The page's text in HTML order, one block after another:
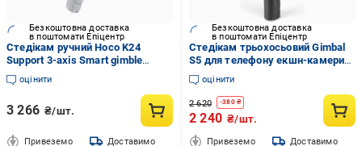
Безкоштовна доставка
в поштомати Епіцентр
Стедікам ручний Hoco K24
Support 3-axis Smart gimble
Bluetооth Grey (23688549)
оцінити
3 266 ₴/шт.
Привеземо Доставимо
Безкоштовна доставка
в поштомати Епіцентр
Стедікам трьохосьовий Gimbal
S5 для телефону екшн-камери
3000 mAh Black (534936)
оцінити
2 620 -380₴
2 240 ₴/шт.
Привеземо Доставимо